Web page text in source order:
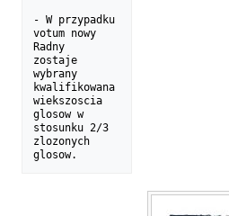
- W przypadku
votum nowy
Radny
zostaje
wybrany
kwalifikowana
wiekszoscia
glosow w
stosunku 2/3
zlozonych